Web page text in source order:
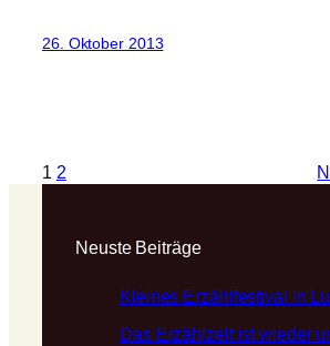
26. Oktober 2013
1 2
Neuste Beiträge
Kleines Erzählfestival in
Das Erzählzelt ist wieder